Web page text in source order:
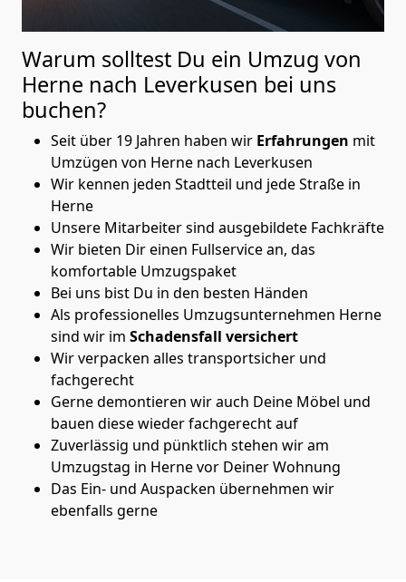
Warum solltest Du ein Umzug von
Herne nach Leverkusen bei uns
buchen?
Seit über 19 Jahren haben wir Erfahrungen mit
Umzügen von Herne nach Leverkusen
Wir kennen jeden Stadtteil und jede Straße in
Herne
Unsere Mitarbeiter sind ausgebildete Fachkräfte
Wir bieten Dir einen Fullservice an, das
komfortable Umzugspaket
Bei uns bist Du in den besten Händen
Als professionelles Umzugsunternehmen Herne
sind wir im Schadensfall versichert
Wir verpacken alles transportsicher und
fachgerecht
Gerne demontieren wir auch Deine Möbel und
bauen diese wieder fachgerecht auf
Zuverlässig und pünktlich stehen wir am
Umzugstag in Herne vor Deiner Wohnung
Das Ein- und Auspacken übernehmen wir
ebenfalls gerne